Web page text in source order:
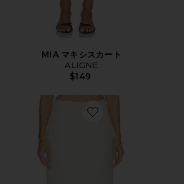
MIA マキシスカート
ALIGNE
$149
Favorite ELIRA スカート